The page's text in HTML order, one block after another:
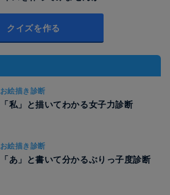
クイズを作る
お絵描き診断
「私」と描いてわかる女子力診断
お絵描き診断
「あ」と書いて分かるぶりっ子度診断